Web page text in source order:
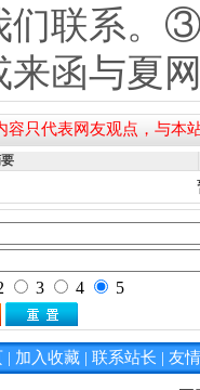
们联系。
函与夏
容只代表网友观点，与本
| 加入收藏 | 联系站长 | 友